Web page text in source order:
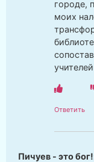
городе,
моих
Ответить
Пичуев - это бог!